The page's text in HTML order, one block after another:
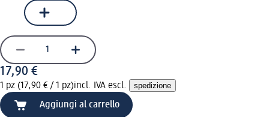
17,90 €
1 pz (17,90 € / 1 pz)incl. IVA escl. spedizione
Aggiungi al carrello